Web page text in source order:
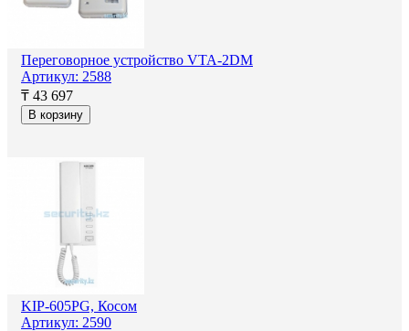
Переговорное устройство VTA-2DM
Артикул: 2588
₸ 43 697
В корзину
KIP-605PG, Косом
Артикул: 2590